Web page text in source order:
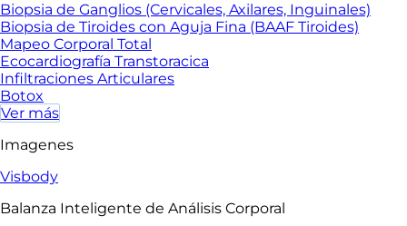
Biopsia de Ganglios (Cervicales, Axilares, Inguinales)
Biopsia de Tiroides con Aguja Fina (BAAF Tiroides)
Mapeo Corporal Total
Ecocardiografía Transtoracica
Infiltraciones Articulares
Botox
Ver más
Imagenes
Visbody
Balanza Inteligente de Análisis Corporal